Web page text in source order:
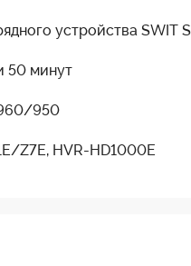
устройства SWIT
50 минут
950
Z7E, HVR-HD1000E